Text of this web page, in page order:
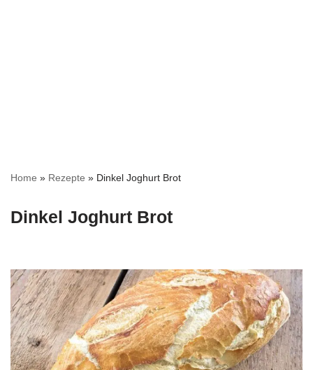
Home » Rezepte » Dinkel Joghurt Brot
Dinkel Joghurt Brot